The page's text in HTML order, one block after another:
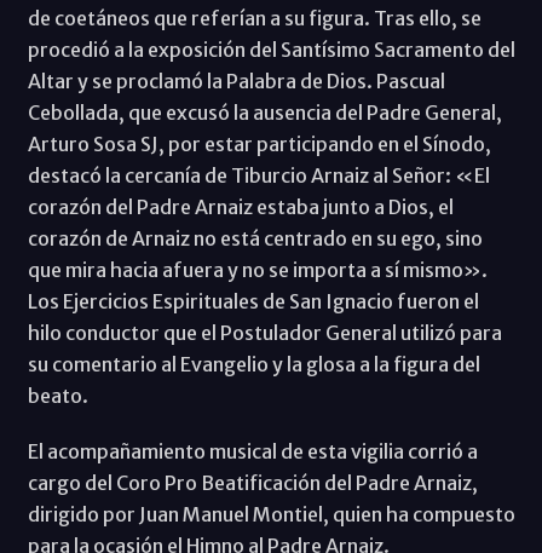
de coetáneos que referían a su figura. Tras ello, se
procedió a la exposición del Santísimo Sacramento del
Altar y se proclamó la Palabra de Dios. Pascual
Cebollada, que excusó la ausencia del Padre General,
Arturo Sosa SJ, por estar participando en el Sínodo,
destacó la cercanía de Tiburcio Arnaiz al Señor: «El
corazón del Padre Arnaiz estaba junto a Dios, el
corazón de Arnaiz no está centrado en su ego, sino
que mira hacia afuera y no se importa a sí mismo».
Los Ejercicios Espirituales de San Ignacio fueron el
hilo conductor que el Postulador General utilizó para
su comentario al Evangelio y la glosa a la figura del
beato.
El acompañamiento musical de esta vigilia corrió a
cargo del Coro Pro Beatificación del Padre Arnaiz,
dirigido por Juan Manuel Montiel, quien ha compuesto
para la ocasión el Himno al Padre Arnaiz.